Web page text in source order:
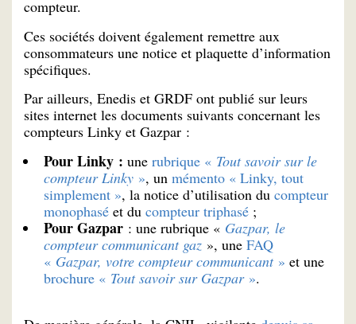
compteur.
Ces sociétés doivent également remettre aux
consommateurs une notice et plaquette d’information
spécifiques.
Par ailleurs, Enedis et GRDF ont publié sur leurs
sites internet les documents suivants concernant les
compteurs Linky et Gazpar :
Pour Linky : une rubrique « Tout savoir sur le
compteur Linky », un mémento « Linky, tout
simplement », la notice d’utilisation du compteur
monophasé et du compteur triphasé ;
Pour Gazpar : une rubrique « Gazpar, le
compteur communicant gaz », une FAQ
« Gazpar, votre compteur communicant» et une
brochure « Tout savoir sur Gazpar».